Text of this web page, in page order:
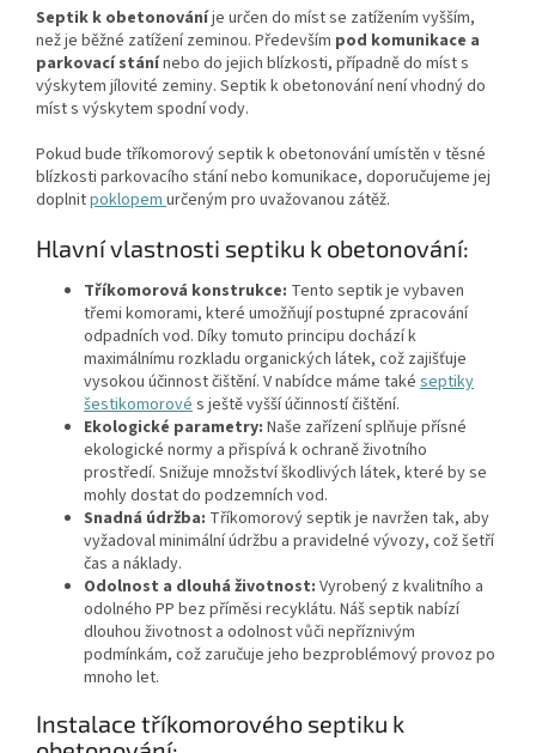
Septik k obetonováníje určen do míst se zatížením vyšším,
než je běžné zatížení zeminou. Především pod komunikace a
parkovací stánínebo do jejich blízkosti, případně do míst s
výskytem jílovité zeminy. Septik k obetonování není vhodný do
míst s výskytem spodní vody.
Pokud bude tříkomorový septik k obetonování umístěn v těsné
blízkosti parkovacího stání nebo komunikace, doporučujeme jej
doplnitpoklopem určeným pro uvažovanou zátěž.
Hlavní vlastnosti septiku k obetonování:
Tříkomorová konstrukce: Tento septik je vybaven
třemi komorami, které umožňují postupné zpracování
odpadních vod. Díky tomuto principu dochází k
maximálnímu rozkladu organických látek, což zajišťuje
vysokou účinnost čištění. V nabídce máme také septiky
šestikomorovés ještě vyšší účinností čištění.
Ekologické parametry: Naše zařízení splňuje přísné
ekologické normy a přispívá k ochraně životního
prostředí. Snižuje množství škodlivých látek, které by se
mohly dostat do podzemních vod.
Snadná údržba: Tříkomorový septik je navržen tak, aby
vyžadoval minimální údržbu a pravidelné vývozy, což šetří
čas a náklady.
Odolnost a dlouhá životnost: Vyrobený z kvalitního a
odolného PP bez příměsi recyklátu. Náš septik nabízí
dlouhou životnost a odolnost vůči nepříznivým
podmínkám, což zaručuje jeho bezproblémový provoz po
mnoho let.
Instalace tříkomorového septiku k